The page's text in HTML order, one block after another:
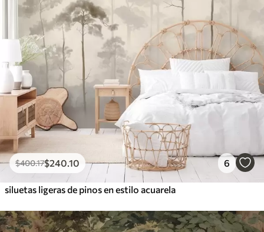
$400.17$240.10 6
siluetas ligeras de pinos en estilo acuarela